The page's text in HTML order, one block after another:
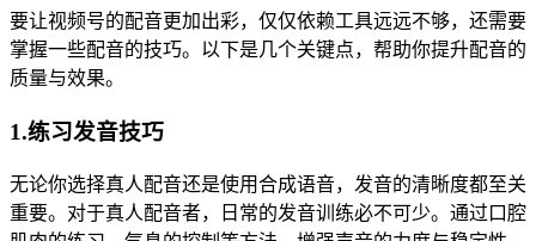
要让视频号的配音更加出彩，仅仅依赖工具远远不够，还需要
掌握一些配音的技巧。以下是几个关键点，帮助你提升配音的
质量与效果。
1.练习发音技巧
无论你选择真人配音还是使用合成语音，发音的清晰度都至关
重要。对于真人配音者，日常的发音训练必不可少。通过口腔